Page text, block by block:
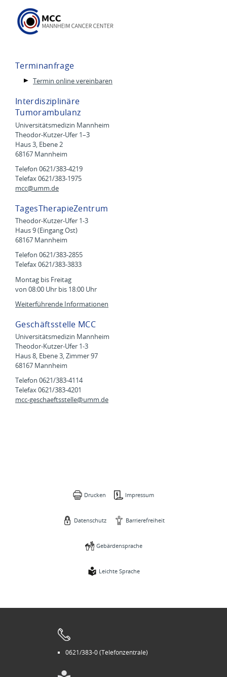
Terminanfrage
Termin online vereinbaren
Interdisziplinäre
Tumorambulanz
Universitätsmedizin Mannheim
Theodor-Kutzer-Ufer 1–3
Haus 3, Ebene 2
68167 Mannheim
Telefon 0621/383-4219
Telefax 0621/383-1975
mcc@umm.de
TagesTherapieZentrum
Theodor-Kutzer-Ufer 1-3
Haus 9 (Eingang Ost)
68167 Mannheim
Telefon 0621/383-2855
Telefax 0621/383-3833
Montag bis Freitag
von 08:00 Uhr bis 18:00 Uhr
Weiterführende Informationen
Geschäftsstelle MCC
Universitätsmedizin Mannheim
Theodor-Kutzer-Ufer 1-3
Haus 8, Ebene 3, Zimmer 97
68167 Mannheim
Telefon 0621/383-4114
Telefax 0621/383-4201
mcc-geschaeftsstelle@umm.de
Drucken Impressum
Datenschutz Barrierefreiheit
Gebärdensprache
Leichte Sprache
0621/383-0 (Telefonzentrale)